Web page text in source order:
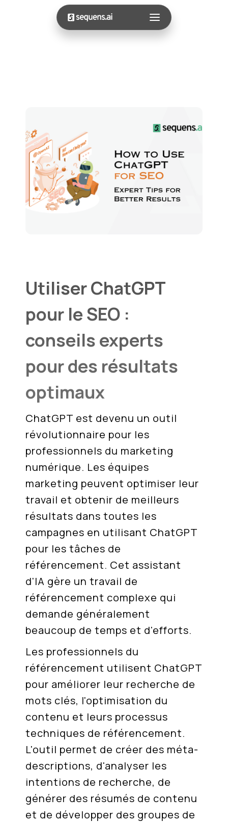
Utiliser ChatGPT
pour le SEO :
conseils experts
pour des résultats
optimaux
ChatGPT est devenu un outil
révolutionnaire pour les
professionnels du marketing
numérique. Les équipes
marketing peuvent optimiser leur
travail et obtenir de meilleurs
résultats dans toutes les
campagnes en utilisant ChatGPT
pour les tâches de
référencement. Cet assistant
d'IA gère un travail de
référencement complexe qui
demande généralement
beaucoup de temps et d'efforts.
Les professionnels du
référencement utilisent ChatGPT
pour améliorer leur recherche de
mots clés, l'optimisation du
contenu et leurs processus
techniques de référencement.
L'outil permet de créer des méta-
descriptions, d'analyser les
intentions de recherche, de
générer des résumés de contenu
et de développer des groupes de